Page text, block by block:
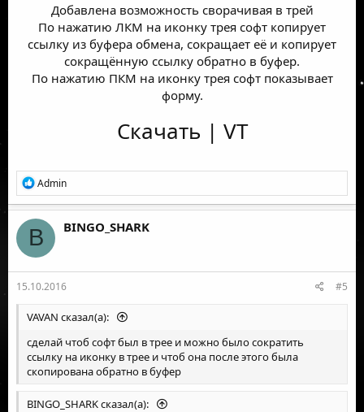
Добавлена возможность сворачивая в трей
По нажатию ЛКМ на иконку трея софт копирует
ссылку из буфера обмена, сокращает её и копирует
сокращённую ссылку обратно в буфер.
По нажатию ПКМ на иконку трея софт показывает
форму.
Скачать | VT
Р
е
а
к
ц
и
и
:
Admin
B BINGO_SHARK
15.10.2016 #5
VAVAN сказал(а):
сделай чтоб софт был в трее и можно было сократить
ссылку на иконку в трее и чтоб она после этого была
скопирована обратно в буфер
BINGO_SHARK сказал(а):